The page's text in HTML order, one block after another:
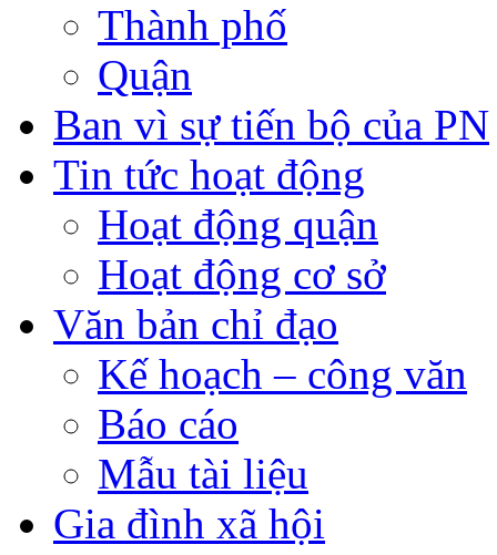
Thành phố
Quận
Ban vì sự tiến bộ của PN
Tin tức hoạt động
Hoạt động quận
Hoạt động cơ sở
Văn bản chỉ đạo
Kế hoạch – công văn
Báo cáo
Mẫu tài liệu
Gia đình xã hội